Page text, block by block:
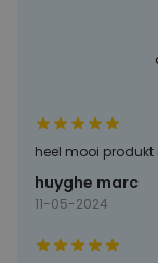
heel mooi
huyghe marc
11-05-2024